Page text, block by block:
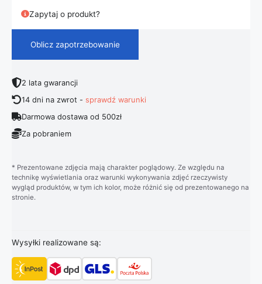
Zapytaj o produkt?
Oblicz zapotrzebowanie
2 lata gwarancji
14 dni na zwrot -sprawdź warunki
Darmowa dostawa od 500zł
Za pobraniem
* Prezentowane zdjęcia mają charakter poglądowy. Ze względu na
technikę wyświetlania oraz warunki wykonywania zdjęć rzeczywisty
wygląd produktów, w tym ich kolor, może różnić się od prezentowanego na
stronie.
Wysyłki realizowane są: